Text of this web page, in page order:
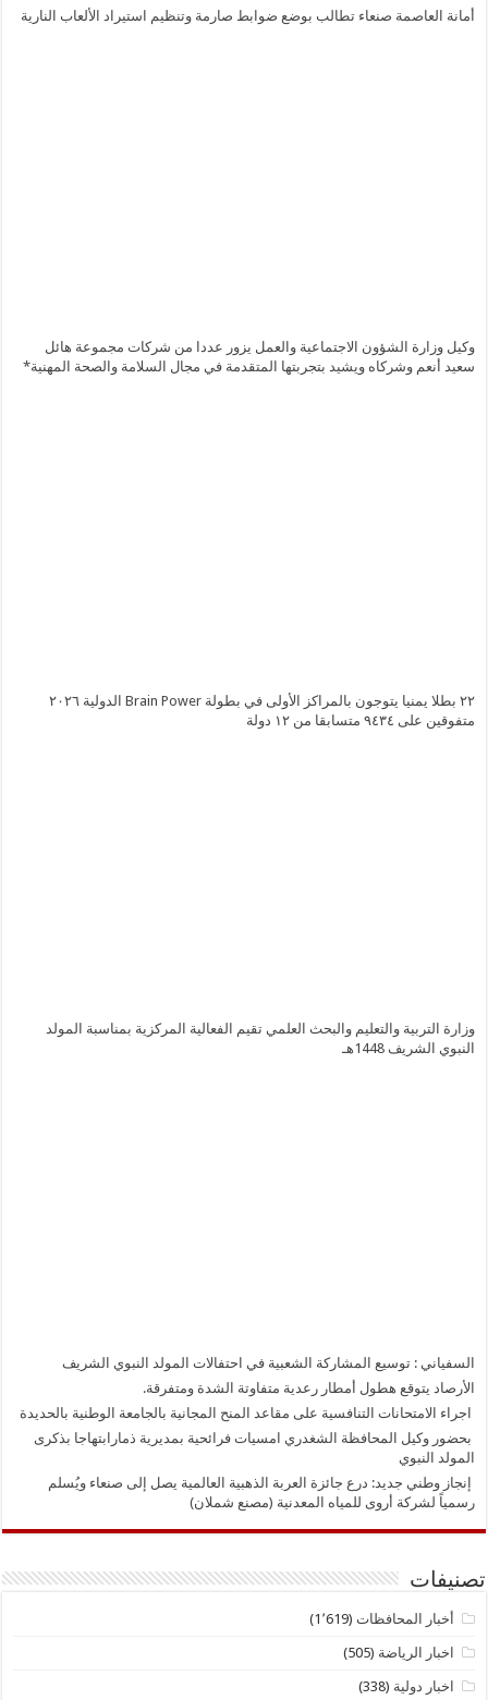
أمانة العاصمة صنعاء تطالب بوضع ضوابط صارمة وتنظيم استيراد الألعاب النارية
وكيل وزارة الشؤون الاجتماعية والعمل يزور عددا من شركات مجموعة هائل
سعيد أنعم وشركاه ويشيد بتجربتها المتقدمة في مجال السلامة والصحة المهنية*
٢٢ بطلا يمنيا يتوجون بالمراكز الأولى في بطولة Brain Power الدولية ٢٠٢٦
متفوقين على ٩٤٣٤ متسابقا من ١٢ دولة
وزارة التربية والتعليم والبحث العلمي تقيم الفعالية المركزية بمناسبة المولد
النبوي الشريف 1448هـ
السفياني : توسيع المشاركة الشعبية في احتفالات المولد النبوي الشريف
الأرصاد يتوقع هطول أمطار رعدية متفاوتة الشدة ومتفرقة.
اجراء الامتحانات التنافسية على مقاعد المنح المجانية بالجامعة الوطنية بالحديدة
بحضور وكيل المحافظة الشغدري امسيات فرائحية بمديرية ذمارابتهاجا بذكرى
المولد النبوي
إنجاز وطني جديد: درع جائزة العربة الذهبية العالمية يصل إلى صنعاء ويُسلم
رسمياً لشركة أروى للمياه المعدنية (مصنع شملان)
تصنيفات
أخبار المحافظات (1٬619)
اخبار الرياضة (505)
اخبار دولية (338)